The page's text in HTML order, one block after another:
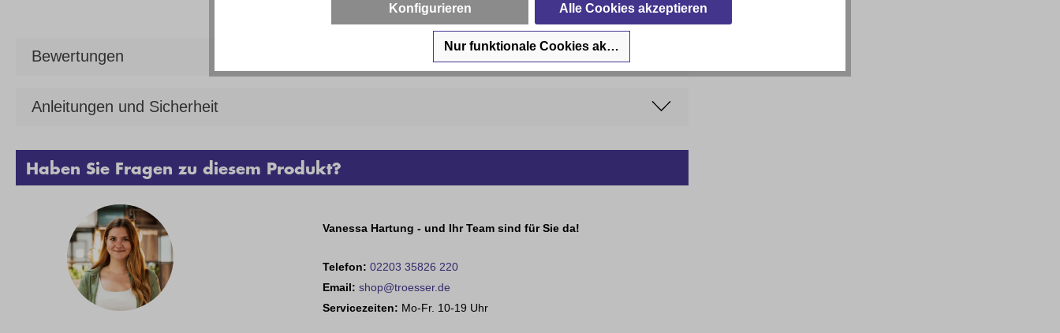
Bewertungen
Anleitungen und Sicherheit
Haben Sie Fragen zu diesem Produkt?
Vanessa Hartung - und Ihr Team sind für Sie da!
Telefon: 02203 35826 220
Email:shop@troesser.de
Servicezeiten: Mo-Fr. 10-19 Uhr
Konfigurieren Alle Cookies akzeptieren
Nur funktionale Cookies akzeptieren